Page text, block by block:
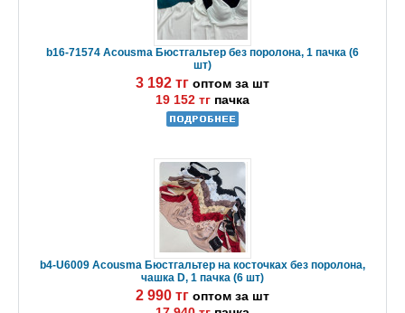
b16-71574 Acousma Бюстгальтер без поролона, 1 пачка (6
шт)
3 192 тг оптом за шт
19 152 тг пачка
b4-U6009 Acousma Бюстгальтер на косточках без поролона,
чашка D, 1 пачка (6 шт)
2 990 тг оптом за шт